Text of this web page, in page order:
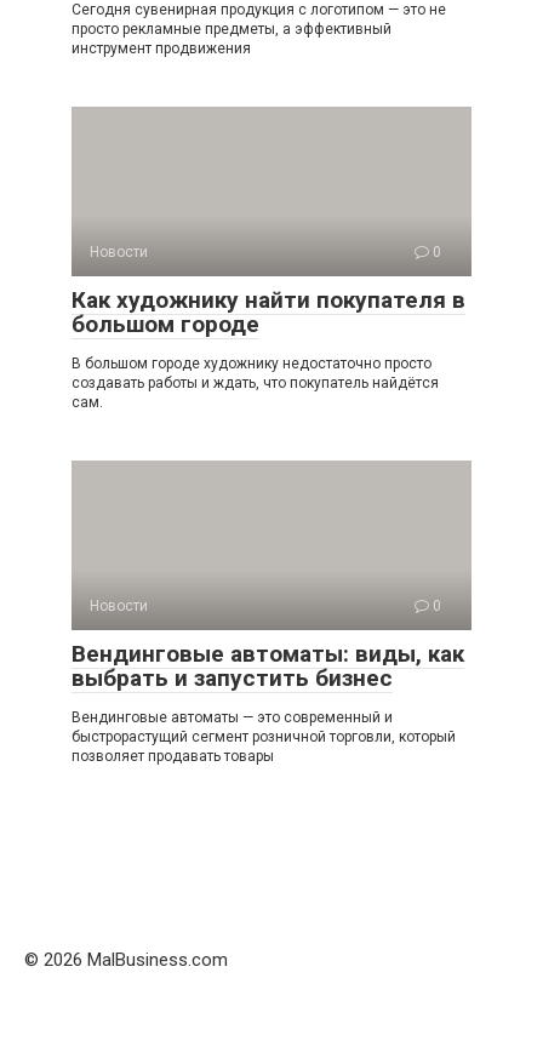
Сегодня сувенирная продукция с логотипом — это не
просто рекламные предметы, а эффективный
инструмент продвижения
Новости 0
Как художнику найти покупателя в
большом городе
В большом городе художнику недостаточно просто
создавать работы и ждать, что покупатель найдётся
сам.
Новости 0
Вендинговые автоматы: виды, как
выбрать и запустить бизнес
Вендинговые автоматы — это современный и
быстрорастущий сегмент розничной торговли, который
позволяет продавать товары
© 2026 MalBusiness.com